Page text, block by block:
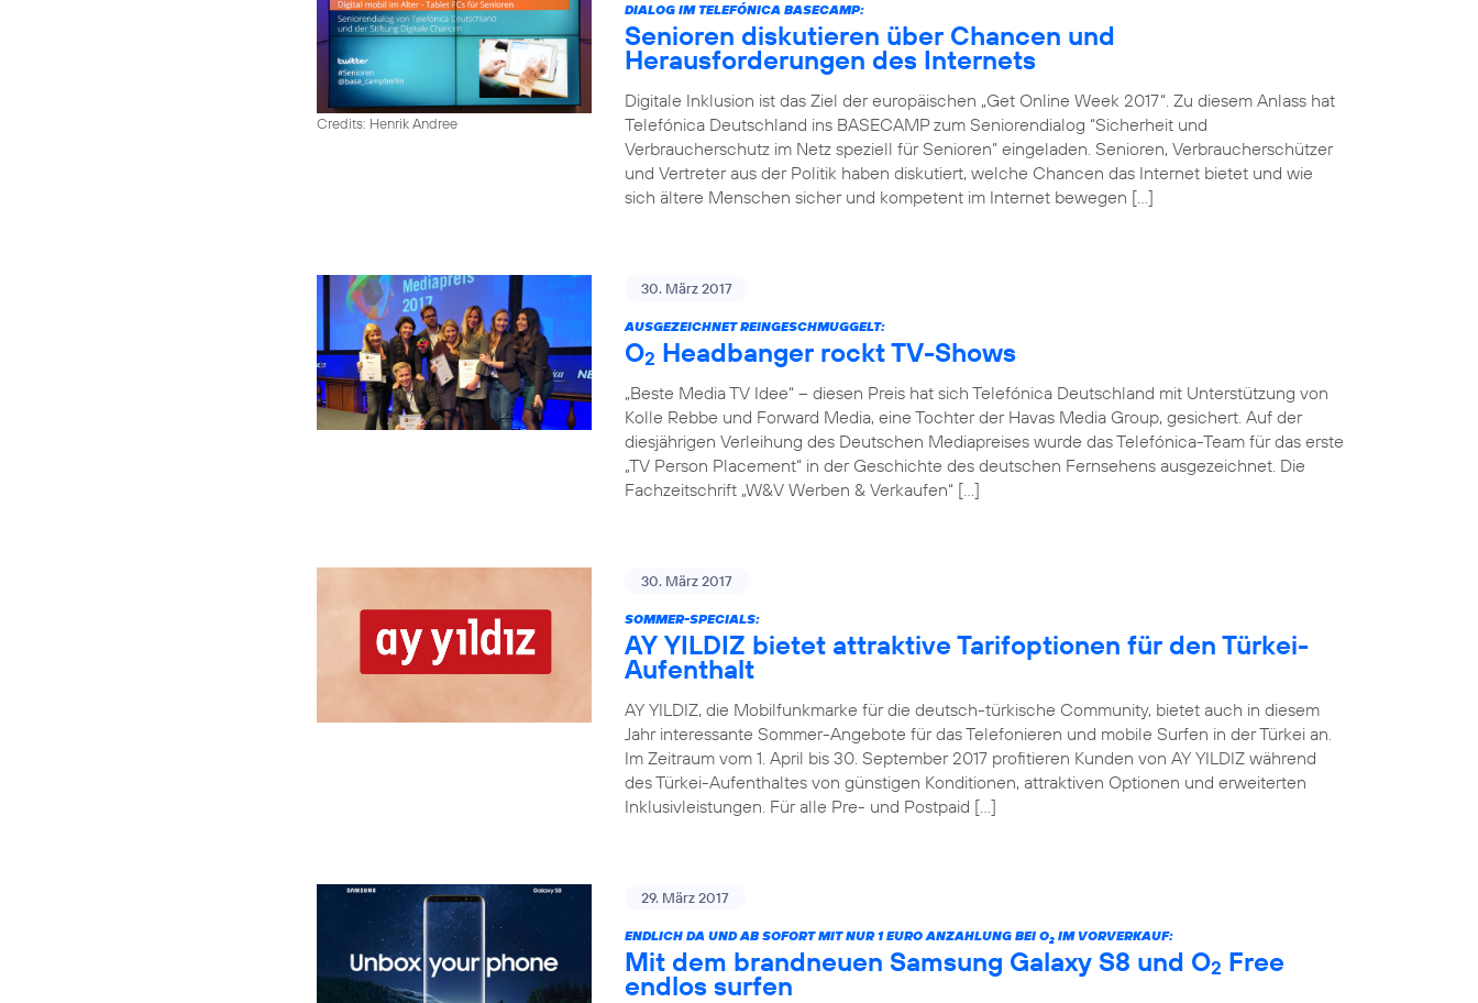
Credits: Henrik Andree
DIALOG IM TELEFÓNICA BASECAMP:
Senioren diskutieren über Chancen und
Herausforderungen des Internets
Digitale Inklusion ist das Ziel der europäischen „Get Online Week 2017“. Zu diesem Anlass hat
Telefónica Deutschland ins BASECAMP zum Seniorendialog “Sicherheit und
Verbraucherschutz im Netz speziell für Senioren” eingeladen. Senioren, Verbraucherschützer
und Vertreter aus der Politik haben diskutiert, welche Chancen das Internet bietet und wie
sich ältere Menschen sicher und kompetent im Internet bewegen […]
30. März 2017
AUSGEZEICHNET REINGESCHMUGGELT:
O2 Headbanger rockt TV-Shows
„Beste Media TV Idee“ – diesen Preis hat sich Telefónica Deutschland mit Unterstützung von
Kolle Rebbe und Forward Media, eine Tochter der Havas Media Group, gesichert. Auf der
diesjährigen Verleihung des Deutschen Mediapreises wurde das Telefónica-Team für das erste
„TV Person Placement“ in der Geschichte des deutschen Fernsehens ausgezeichnet. Die
Fachzeitschrift „W&V Werben & Verkaufen“ […]
30. März 2017
SOMMER-SPECIALS:
AY YILDIZ bietet attraktive Tarifoptionen für den Türkei-
Aufenthalt
AY YILDIZ, die Mobilfunkmarke für die deutsch-türkische Community, bietet auch in diesem
Jahr interessante Sommer-Angebote für das Telefonieren und mobile Surfen in der Türkei an.
Im Zeitraum vom 1. April bis 30. September 2017 profitieren Kunden von AY YILDIZ während
des Türkei-Aufenthaltes von günstigen Konditionen, attraktiven Optionen und erweiterten
Inklusivleistungen. Für alle Pre- und Postpaid […]
29. März 2017
ENDLICH DA UND AB SOFORT MIT NUR 1 EURO ANZAHLUNG BEI O2 IM VORVERKAUF:
Mit dem brandneuen Samsung Galaxy S8 und O2 Free
endlos surfen